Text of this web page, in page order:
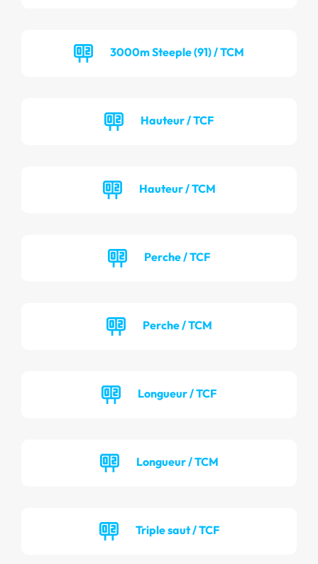
3000m Steeple (91) / TCM
Hauteur / TCF
Hauteur / TCM
Perche / TCF
Perche / TCM
Longueur / TCF
Longueur / TCM
Triple saut / TCF